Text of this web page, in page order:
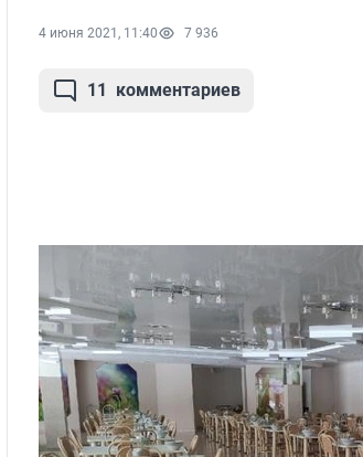
4 июня 2021, 11:40 7 936
11 комментариев